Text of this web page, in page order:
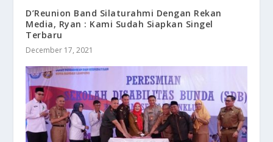
D’Reunion Band Silaturahmi Dengan Rekan
Media, Ryan : Kami Sudah Siapkan Singel
Terbaru
December 17, 2021